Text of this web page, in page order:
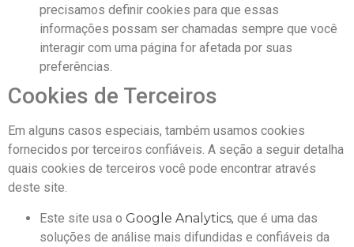
precisamos definir cookies para que essas
informações possam ser chamadas sempre que você
interagir com uma página for afetada por suas
preferências.
Cookies de Terceiros
Em alguns casos especiais, também usamos cookies
fornecidos por terceiros confiáveis. A seção a seguir detalha
quais cookies de terceiros você pode encontrar através
deste site.
Este site usa o Google Analytics, que é uma das
soluções de análise mais difundidas e confiáveis ​​da